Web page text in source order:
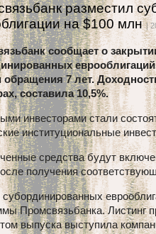
разместил
на $100 млн|
сообщает о
обращения 7 лет.
составила 10,5%.
инвесторами стали
институциональные
средства будут
получения
Промсвязьбанка. Листинг
выпуска выступила